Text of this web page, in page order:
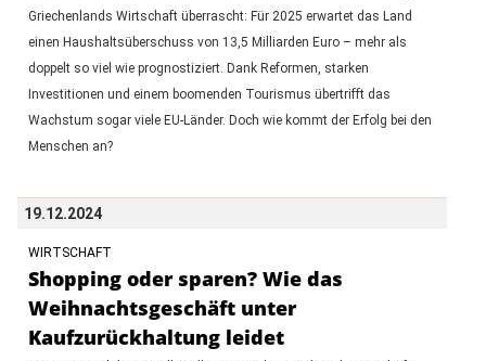
Griechenlands Wirtschaft überrascht: Für 2025 erwartet das Land
einen Haushaltsüberschuss von 13,5 Milliarden Euro – mehr als
doppelt so viel wie prognostiziert. Dank Reformen, starken
Investitionen und einem boomenden Tourismus übertrifft das
Wachstum sogar viele EU-Länder. Doch wie kommt der Erfolg bei den
Menschen an?
19.12.2024
WIRTSCHAFT
Shopping oder sparen? Wie das
Weihnachtsgeschäft unter
Kaufzurückhaltung leidet